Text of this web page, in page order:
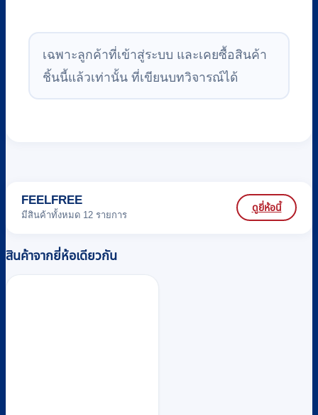
เฉพาะลูกค้าที่เข้าสู่ระบบ และเคยซื้อสินค้า
ชิ้นนี้แล้วเท่านั้น ที่เขียนบทวิจารณ์ได้
FEELFREE
มีสินค้าทั้งหมด 12 รายการ
ดูยี่ห้อนี้
สินค้าจากยี่ห้อเดียวกัน